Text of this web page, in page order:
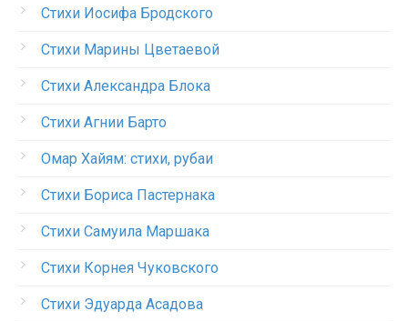
Стихи Иосифа Бродского
Стихи Марины Цветаевой
Стихи Александра Блока
Стихи Агнии Барто
Омар Хайям: стихи, рубаи
Стихи Бориса Пастернака
Стихи Самуила Маршака
Стихи Корнея Чуковского
Стихи Эдуарда Асадова